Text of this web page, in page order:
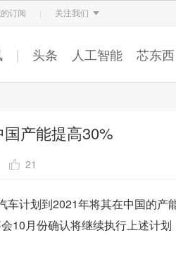
订阅 关注我们
芯东西 智猩猩
头条 人工智能 芯东西
产能提高30%
21
车计划到2021年将其在中国的
10月份确认将继续执行上述计